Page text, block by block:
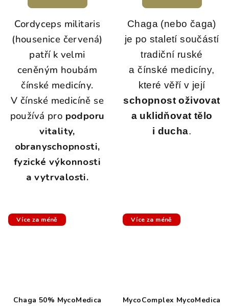
Cordyceps militaris
(housenice červená)
patří k velmi
ceněným houbám
čínské medicíny.
V čínské medicíně se
používá pro podporu
vitality,
obranyschopnosti,
fyzické výkonnosti
a vytrvalosti.
Chaga (nebo čaga)
je po staletí součástí
tradiční ruské
a čínské medicíny,
které věří v její
schopnost oživovat
a uklidňovat tělo
i ducha.
Více za méně
Chaga 50% MycoMedica
Více za méně
MycoComplex MycoMedica